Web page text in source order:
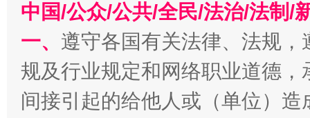
揭开“小金库”的免责幌子
中国/公众/公共/全民/法治/法制/
一、 遵守各国有关法律、法规
规及行业规定和网络职业道德
间接引起的给他人或（单位）